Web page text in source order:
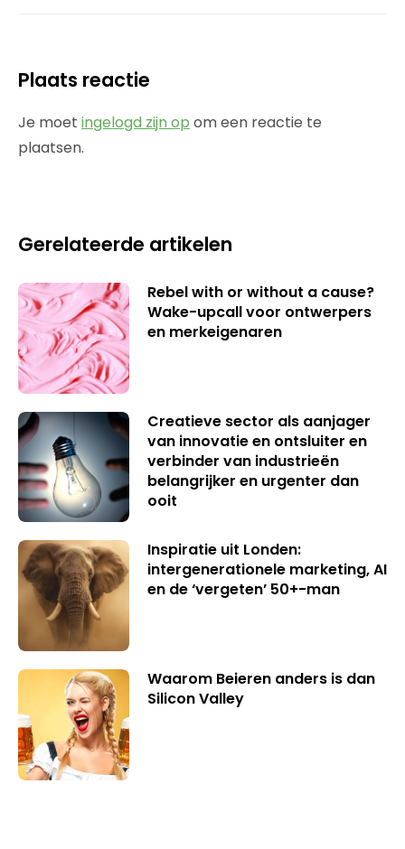
Plaats reactie
Je moet ingelogd zijn op om een reactie te
plaatsen.
Gerelateerde artikelen
Rebel with or without a cause?
Wake-upcall voor ontwerpers
en merkeigenaren
Creatieve sector als aanjager
van innovatie en ontsluiter en
verbinder van industrieën
belangrijker en urgenter dan
ooit
Inspiratie uit Londen:
intergenerationele marketing, AI
en de ‘vergeten’ 50+-man
Waarom Beieren anders is dan
Silicon Valley